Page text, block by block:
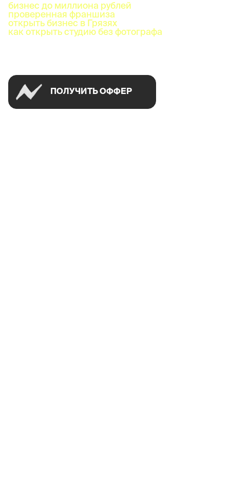
бизнес до миллиона рублей
проверенная франшиза
открыть бизнес в Грязях
как открыть студию без фотографа
ПОЛУЧИТЬ ОФФЕР